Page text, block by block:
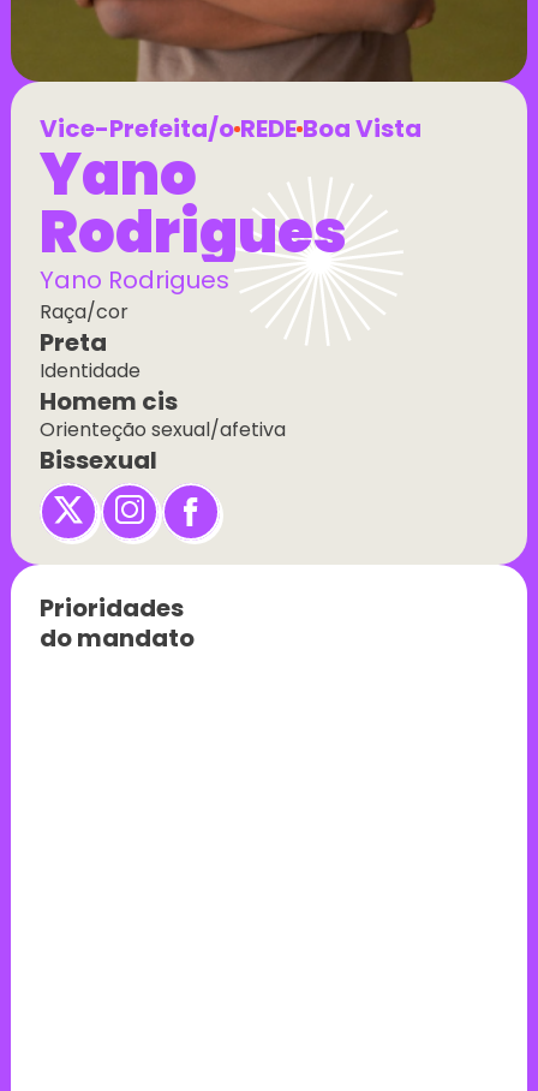
Vice-Prefeita/oREDEBoa Vista
Yano
Rodrigues
Yano Rodrigues
Preta
Raça/cor
Homem cis
Identidade
Bissexual
Orienteção sexual/afetiva
Prioridades
do mandato